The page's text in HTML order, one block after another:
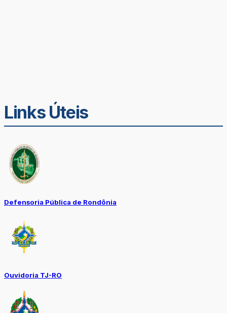
Links Úteis
Defensoria Pública de Rondônia
Ouvidoria TJ-RO